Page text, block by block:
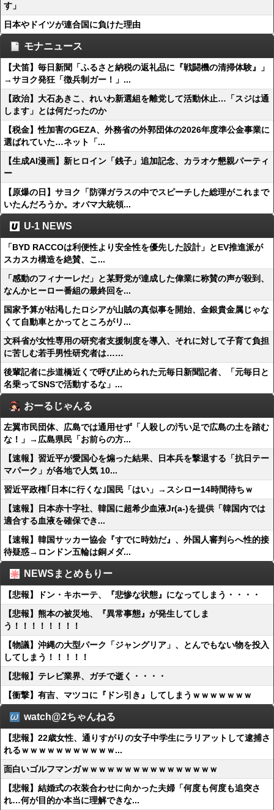
す」
日本やドイツが連合国に負けた理由
モナニュース
【犬笛】毎日新聞「ふるさと納税の返礼品に『戦闘機の清掃体験』」
→サヨク発狂「徴兵制ガー！」...
【政治】大石あきこ、れいわ新選組を離党して活動休止…「スジは通
します」とは何だったのか
【税金】性加害のGEZA、外務省の外郭団体の2026年度準公金事業に
選ばれていた…ネット「...
【生成AI漫画】新ヒロイン「銭子」追加記念、カラオケ懇親パーティ
ー
【原爆の日】サヨク「防弾ガラスの中でスピーチした総理がこれまで
いたんだろうか。オバマ大統領...
U-1 NEWS
「BYD RACCOは利便性より安全性を優先した設計」とEV推進派が
スカスカ構造を絶賛、こ...
「感動のフィナーレだ」と某野党が達成した偉業に称賛の声が殺到、
なんかヒーロー番組の最終回を...
国家予算が枯渇したロシアが山賊の真似事を開始、金銀貴金属じゃな
くて自動車とかってところがリ...
文科省が女性専用の研究者支援制度を導入、それに対して子育て負担
に苦しむ若手男性研究者は……
後輩記者に歩道橋近くで呼び止められた元毎日新聞記者、「元毎日と
名乗ってSNSで活動するな」...
おーるじゃんる
左翼市民団体、広島では通用せず「人殺しの汚い足で広島の土を踏む
な！」→広島県民「お前らの方...
【速報】習近平が愛国心を煽った結果、日本兵を撃退する「抗日テー
マパーク」が各地で人気 10...
習近平政権｢日本に行くな｣国民「はい」→スシロー14時間待ちｗ
【速報】日本赤十字社、韓国に超希少血液Jr(a-)を提供「韓国内では
適合する血液を確保でき...
【速報】韓国サッカー協会『すでに時効だ』、外国人審判らへ性的接
待疑惑→ロンドン五輪は銅メダ...
NEWSまとめもりー
【悲報】ドン・キホーテ、『悲惨な状態』になってしまう・・・・
【悲報】熊本の被災地、『異常事態』が発生してしま
う！！！！！！！！
【物議】沖縄の大型パーク「ジャングリア」、とんでもない物を投入
してしまう！！！！！
【悲報】テレビ業界、ガチで逝く・・・・
【衝撃】有吉、マツコに『ドン引き』してしまうｗｗｗｗｗｗｗ
watch@2ちゃんねる
【悲報】22歳女性、通りすがりの女子中学生にラリアットして逮捕さ
れるｗｗｗｗｗｗｗｗｗｗｗ...
面白いゴルフマンガｗｗｗｗｗｗｗｗｗｗｗｗｗｗｗｗ
【悲報】結婚式の衣装合わせに向かった夫婦「何度も何度も追突さ
れ…何が目的か本当に理解できな...